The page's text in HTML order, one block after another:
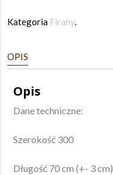
Kategoria Firany.
OPIS
Opis
Dane techniczne:
Szerokość 300
Długość 70 cm (+- 3 cm)